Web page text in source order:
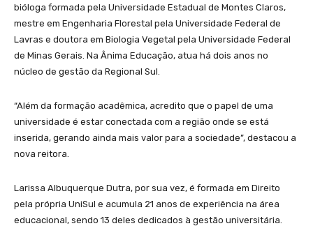
bióloga formada pela Universidade Estadual de Montes Claros,
mestre em Engenharia Florestal pela Universidade Federal de
Lavras e doutora em Biologia Vegetal pela Universidade Federal
de Minas Gerais. Na Ânima Educação, atua há dois anos no
núcleo de gestão da Regional Sul.
“Além da formação acadêmica, acredito que o papel de uma
universidade é estar conectada com a região onde se está
inserida, gerando ainda mais valor para a sociedade”, destacou a
nova reitora.
Larissa Albuquerque Dutra, por sua vez, é formada em Direito
pela própria UniSul e acumula 21 anos de experiência na área
educacional, sendo 13 deles dedicados à gestão universitária.